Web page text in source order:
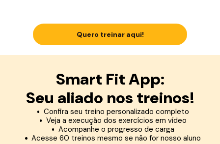
Quero treinar aqui!
Smart Fit App:
Seu aliado nos treinos!
Confira seu treino personalizado completo
Veja a execução dos exercícios em vídeo
Acompanhe o progresso de carga
Acesse 60 treinos mesmo se não for nosso aluno